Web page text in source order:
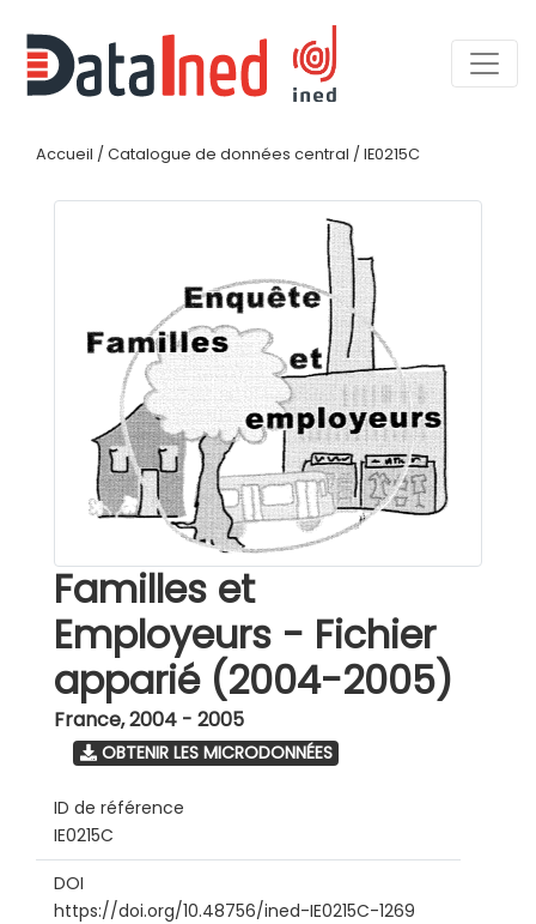
Accueil / Catalogue de données central / IE0215C
Familles et
Employeurs - Fichier
apparié (2004-2005)
France,2004 - 2005
OBTENIR LES MICRODONNÉES
ID de référence
IE0215C
DOI
https://doi.org/10.48756/ined-IE0215C-1269